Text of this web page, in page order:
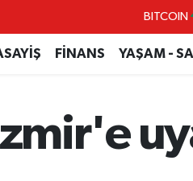
BITCOIN
GRAM
FİNANS YAŞAM -